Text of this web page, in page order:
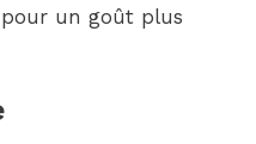
un goût plus